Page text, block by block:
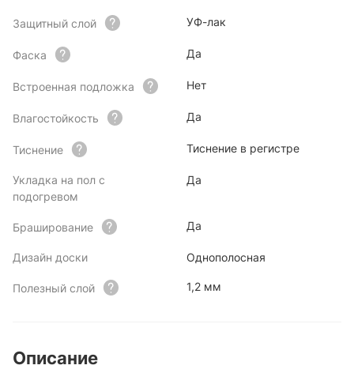
Защитный слой УФ-лак
Фаска Да
Встроенная подложка Нет
Влагостойкость Да
Тиснение Тиснение в регистре
Укладка на пол с
подогревом
Да
Браширование Да
Дизайн доски Однополосная
Полезный слой 1,2 мм
Описание